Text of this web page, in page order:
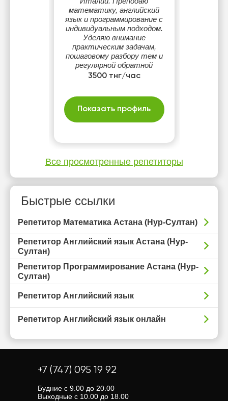
математику, английский
язык и программирование с
индивидуальным подходом.
Уделяю внимание
практическим задачам,
пошаговому разбору тем и
регулярной обратной
связи, помогая ученикам
3500 тнг/час
Показать профиль
Все просмотренные репетиторы
Быстрые ссылки
Репетитор Математика Астана (Нур-Султан)
Репетитор Английский язык Астана (Нур-
Султан)
Репетитор Программирование Астана (Нур-
Султан)
Репетитор Английский язык
Репетитор Английский язык онлайн
+7 (747) 095 19 92
Будние с 9.00 до 20.00
Выходные с 10.00 до 18.00